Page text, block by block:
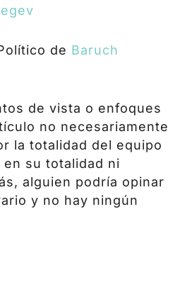
de Baruch
de vista o enfoques
no necesariamente
la totalidad del equipo
su totalidad ni
alguien podría opinar
y no hay ningún